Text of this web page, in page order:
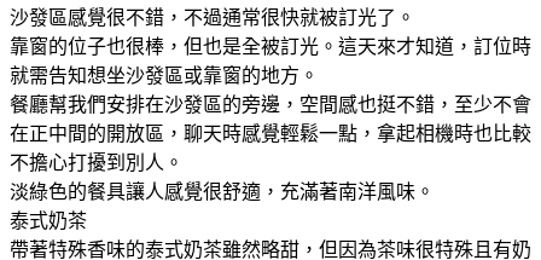
沙發區感覺很不錯，不過通常很快就被訂光了。
靠窗的位子也很棒，但也是全被訂光。這天來才知道，訂位時
就需告知想坐沙發區或靠窗的地方。
餐廳幫我們安排在沙發區的旁邊，空間感也挺不錯，至少不會
在正中間的開放區，聊天時感覺輕鬆一點，拿起相機時也比較
不擔心打擾到別人。
淡綠色的餐具讓人感覺很舒適，充滿著南洋風味。
泰式奶茶
帶著特殊香味的泰式奶茶雖然略甜，但因為茶味很特殊且有奶